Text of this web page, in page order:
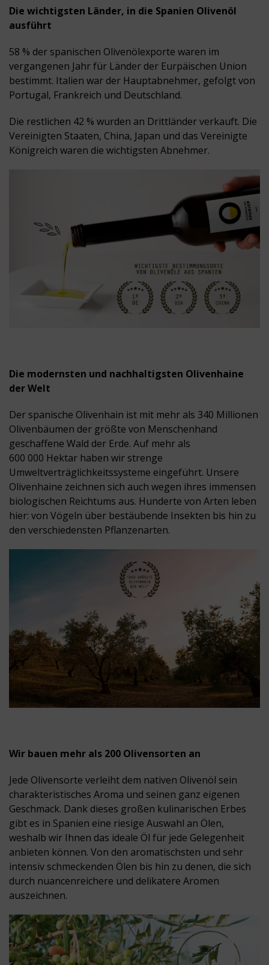
Die wichtigsten Länder, in die Spanien Olivenöl
ausführt
58 % der spanischen Olivenölexporte waren im
vergangenen Jahr für Länder der Eurpäischen Union
bestimmt. Italien war der Hauptabnehmer, gefolgt von
Portugal, Frankreich und Deutschland.
Die restlichen 42 % wurden an Drittländer verkauft. Die
Vereinigten Staaten, China, Japan und das Vereinigte
Königreich waren die wichtigsten Abnehmer.
Die modernsten und nachhaltigsten Olivenhaine
der Welt
Der spanische Olivenhain ist mit mehr als 340 Millionen
Olivenbäumen der größte von Menschenhand
geschaffene Wald der Erde. Auf mehr als
600 000 Hektar haben wir strenge
Umweltverträglichkeitssysteme eingeführt. Unsere
Olivenhaine zeichnen sich auch wegen ihres immensen
biologischen Reichtums aus. Hunderte von Arten leben
hier: von Vögeln über bestäubende Insekten bis hin zu
den verschiedensten Pflanzenarten.
Wir bauen mehr als 200 Olivensorten an
Jede Olivensorte verleiht dem nativen Olivenöl sein
charakteristisches Aroma und seinen ganz eigenen
Geschmack. Dank dieses großen kulinarischen Erbes
gibt es in Spanien eine riesige Auswahl an Ölen,
weshalb wir Ihnen das ideale Öl für jede Gelegenheit
anbieten können. Von den aromatischsten und sehr
intensiv schmeckenden Ölen bis hin zu denen, die sich
durch nuancenreichere und delikatere Aromen
auszeichnen.